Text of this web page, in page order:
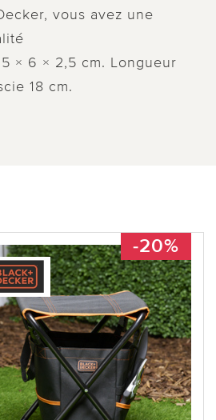
vous avez une
× 6 × 2,5 cm. Longueur
18 cm.
-20%